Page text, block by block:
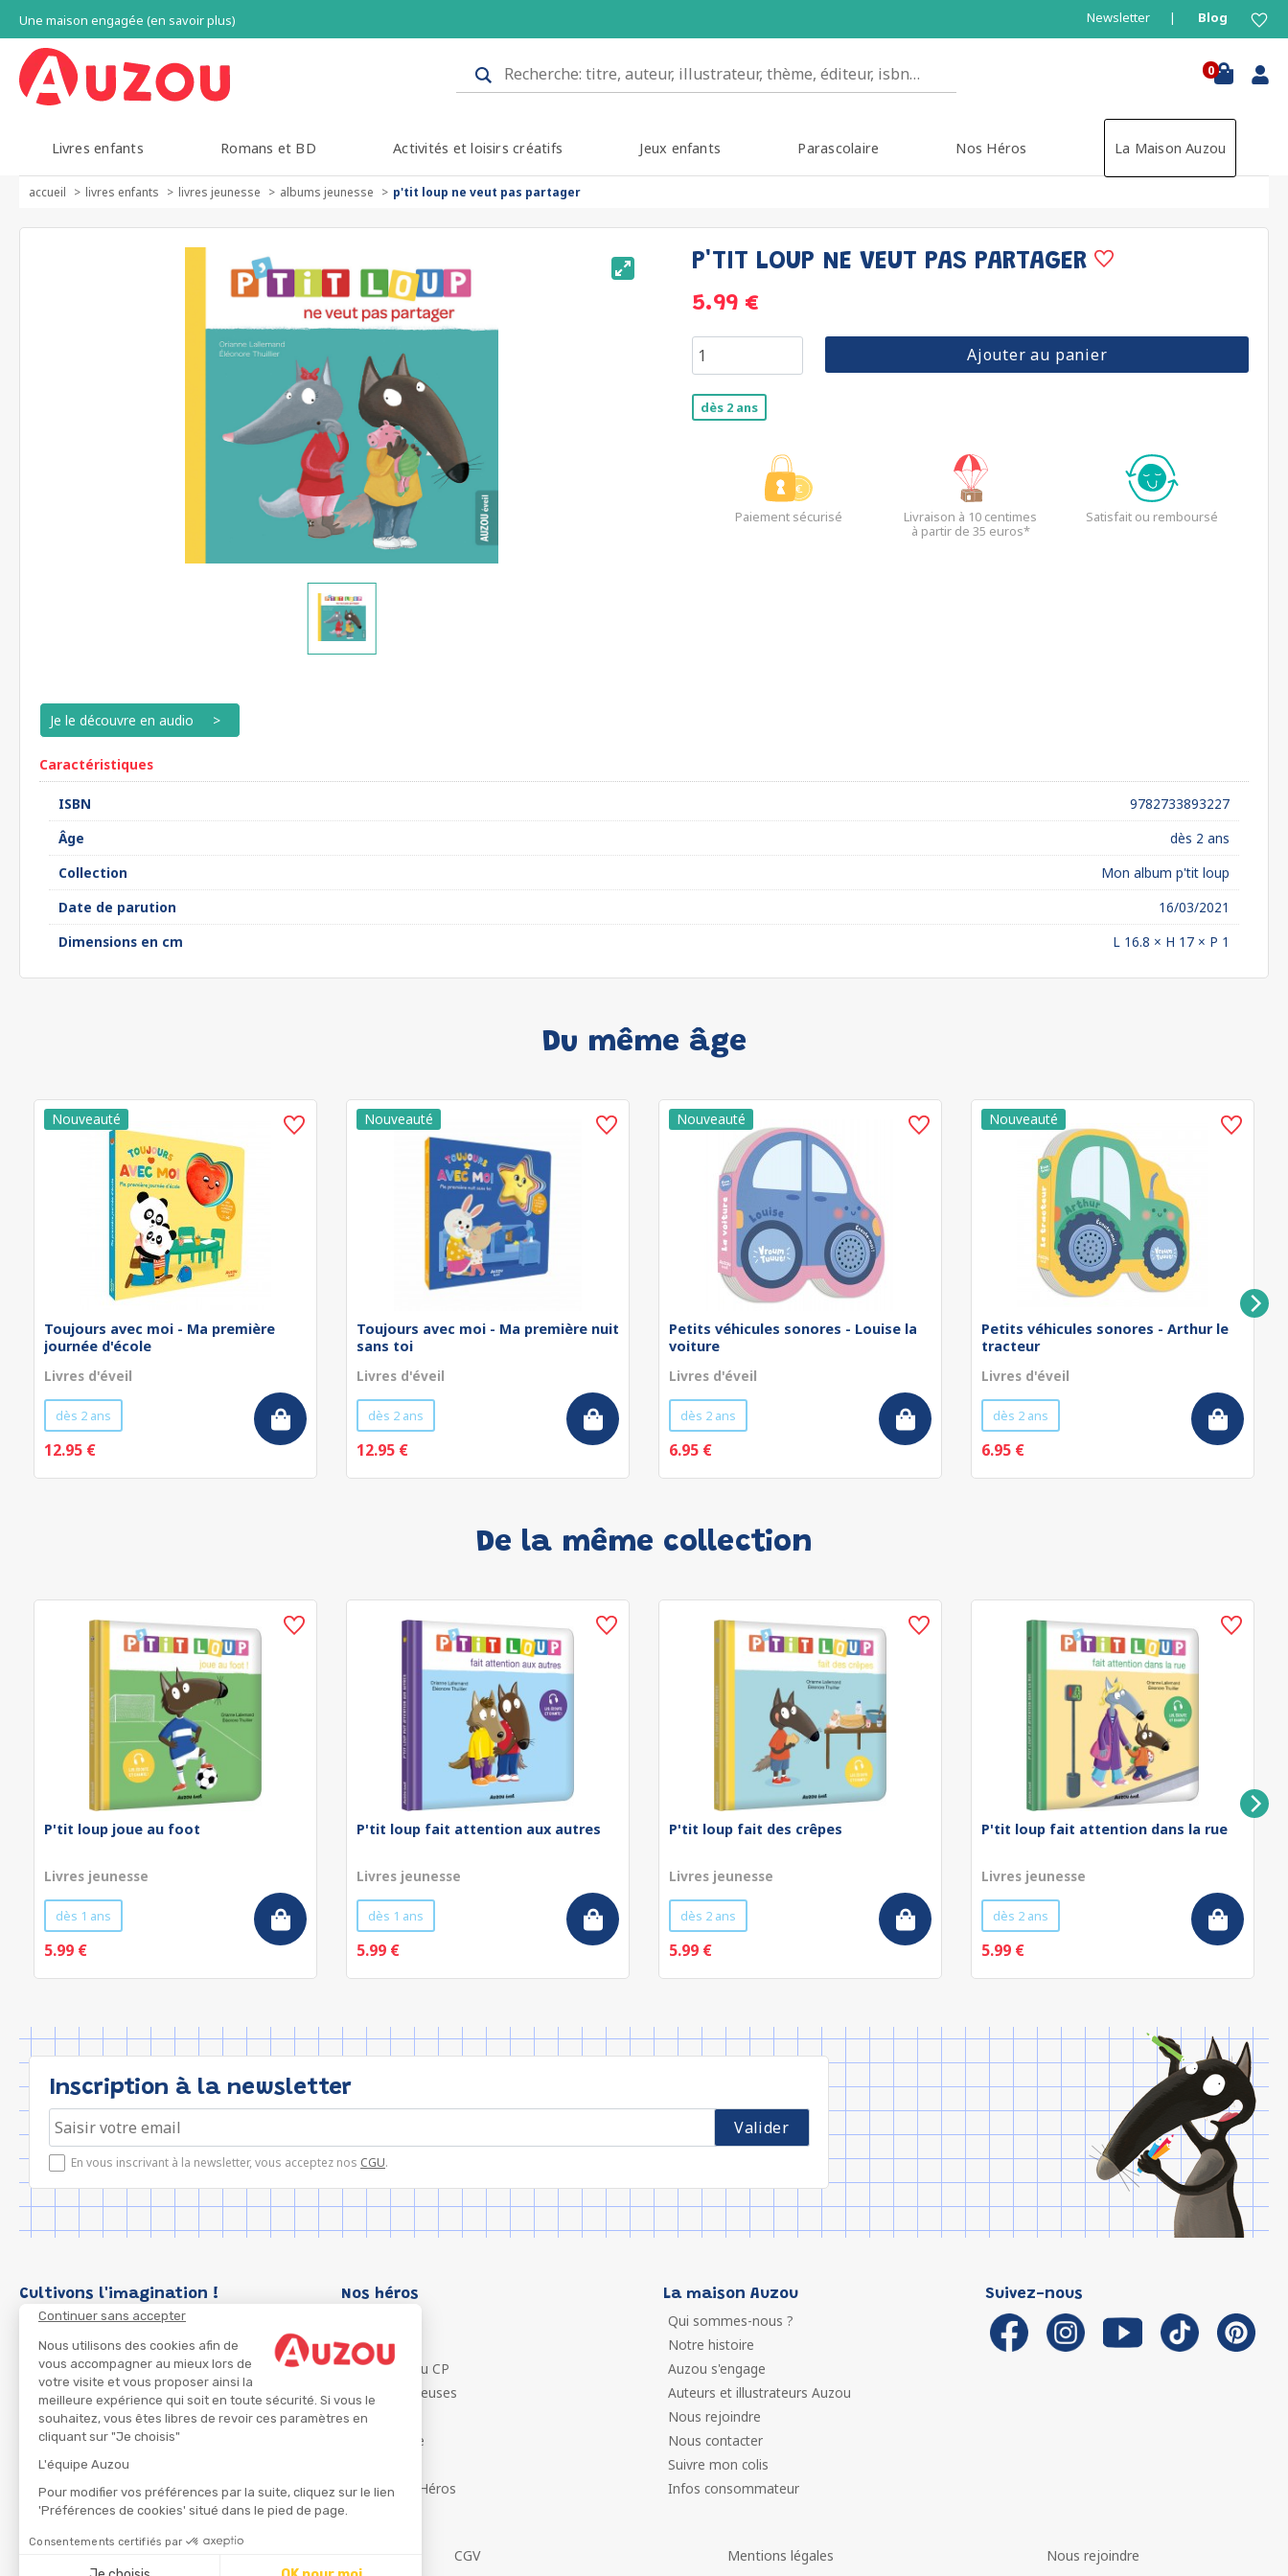
Continuer sans accepter
Nous utilisons des cookies afin de
vous accompagner au mieux lors de
votre visite et vous proposer ainsi la
meilleure expérience qui soit en toute sécurité. Si vous le
souhaitez, vous êtes libres de revoir ces paramètres en
cliquant sur "Je choisis"
L'équipe Auzou
Pour modifier vos préférences par la suite, cliquez sur le lien
'Préférences de cookies' situé dans le pied de page.
Consentements certifiés par
Une maison engagée (en savoir plus) Newsletter Blog
0
Livres enfants Romans et BD Activités et loisirs créatifs Jeux enfants Parascolaire Nos Héros La Maison Auzou
accueil livres enfants livres jeunesse albums jeunesse p'tit loup ne veut pas partager
P'TIT LOUP NE VEUT PAS PARTAGER
5.99 €
Ajouter au panier
dès 2 ans
Paiement sécurisé
Livraison à 10 centimes
à partir de 35 euros*
Satisfait ou remboursé
Je le découvre en audio
Caractéristiques
ISBN
9782733893227
Âge
dès 2 ans
Collection
Mon album p'tit loup
Date de parution
16/03/2021
Dimensions en cm
L 16.8 × H 17 × P 1
Du même âge
Toujours avec moi - Ma première
journée d'école
Livres d'éveil
dès 2 ans
12.95 €
Toujours avec moi - Ma première nuit
sans toi
Livres d'éveil
dès 2 ans
12.95 €
Petits véhicules sonores - Louise la
voiture
Livres d'éveil
dès 2 ans
6.95 €
Petits véhicules sonores - Arthur le
tracteur
Livres d'éveil
dès 2 ans
6.95 €
De la même collection
P'tit loup joue au foot
Livres jeunesse
dès 1 ans
5.99 €
P'tit loup fait attention aux autres
Livres jeunesse
dès 1 ans
5.99 €
P'tit loup fait des crêpes
Livres jeunesse
dès 2 ans
5.99 €
P'tit loup fait attention dans la rue
Livres jeunesse
dès 2 ans
5.99 €
Inscription à la newsletter
En vous inscrivant à la newsletter, vous acceptez nos CGU.
Cultivons l'imagination ! Nos héros
P'tit Loup
Les Héros du CP
Les Influenceuses
Migali
Petite Taupe
Ma Boîte à Héros
La maison Auzou
Qui sommes-nous ?
Notre histoire
Auzou s'engage
Auteurs et illustrateurs Auzou
Nous rejoindre
Nous contacter
Suivre mon colis
Infos consommateur
Suivez-nous
CGV Mentions légales Nous rejoindre